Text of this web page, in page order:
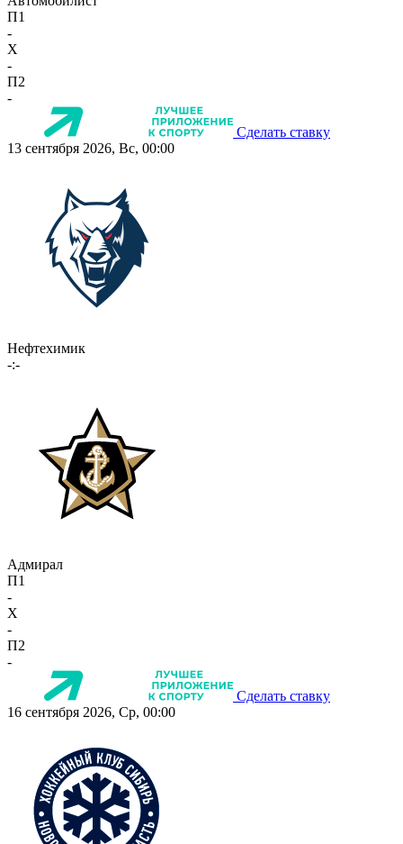
П1
-
X
-
П2
-
Сделать ставку
13 сентября 2026, Вс, 00:00
Нефтехимик
-:-
Адмирал
П1
-
X
-
П2
-
Сделать ставку
16 сентября 2026, Ср, 00:00